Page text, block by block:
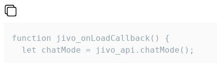
function jivo_onLoadCallback() {
  let chatMode = jivo_api.chatMode();